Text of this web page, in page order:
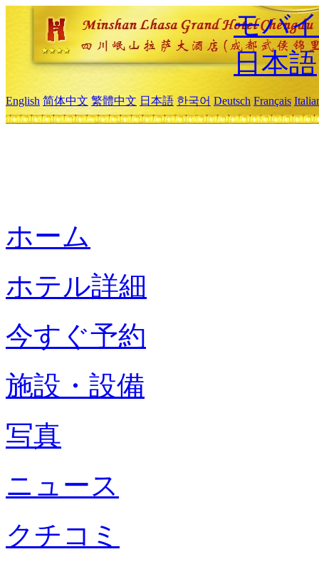
モバ
日本語
English 简体中文 繁體中文 日本語 한국어 Deutsch Français
ホーム
ホテル詳細
今すぐ予約
施設・設備
写真
ニュース
クチコミ